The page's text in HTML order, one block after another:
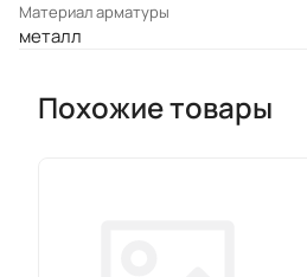
Материал арматуры
металл
Похожие товары